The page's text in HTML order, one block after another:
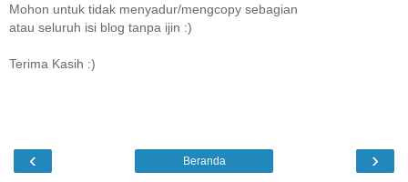
Mohon untuk tidak menyadur/mengcopy sebagian
atau seluruh isi blog tanpa ijin :)
Terima Kasih :)
‹ ›
Beranda